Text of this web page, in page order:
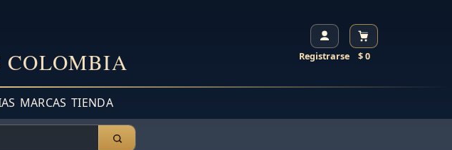
COLOMBIA Registrarse $ 0
MARCAS TIENDA